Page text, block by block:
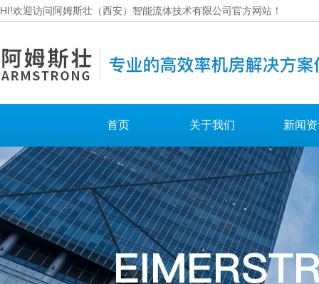
HI!欢迎访问阿姆斯壮（西安）智能流体技术有限公司官方网站！
首页 关于我们 新闻